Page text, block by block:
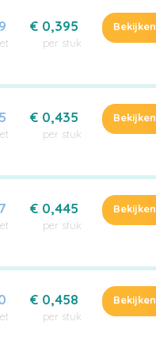
€ 0,395
per stuk
Bekijken
€ 0,435
per stuk
Bekijken
€ 0,445
per stuk
Bekijken
€ 0,458
per stuk
Bekijken